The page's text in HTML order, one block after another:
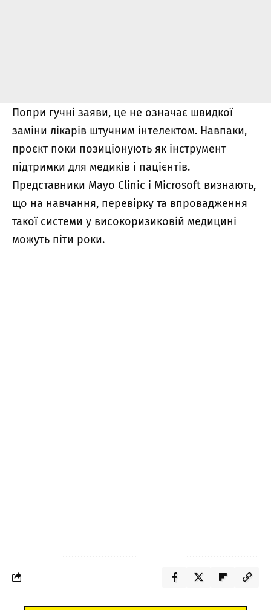
Попри гучні заяви, це не означає швидкої
заміни лікарів штучним інтелектом. Навпаки,
проєкт поки позиціонують як інструмент
підтримки для медиків і пацієнтів.
Представники Mayo Clinic і Microsoft визнають,
що на навчання, перевірку та впровадження
такої системи у високоризиковій медицині
можуть піти роки.